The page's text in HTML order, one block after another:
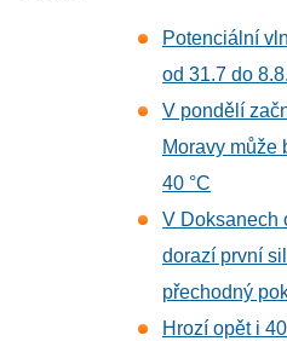
Potenciální
od 31.7 do
V pondělí
Moravy může
40 °C
V Doksanech
dorazí první
přechodný
Hrozí opět i